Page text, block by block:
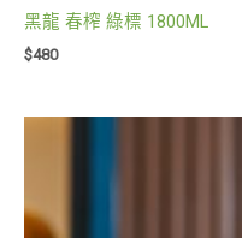
黑龍 春榨 綠標 1800ML
$480